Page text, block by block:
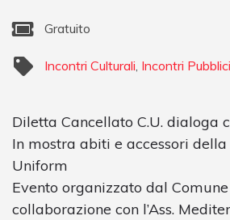
Gratuito
Incontri Culturali Incontri Pubblici
Diletta Cancellato C.U. dialoga
In mostra abiti e accessori
Uniform
Evento organizzato dal
collaborazione con l’Ass.